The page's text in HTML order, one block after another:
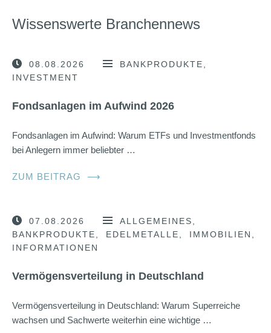
Wissenswerte Branchennews
08.08.2026
BANKPRODUKTE
INVESTMENT
Fondsanlagen im Aufwind 2026
Fondsanlagen im Aufwind: Warum ETFs und Investmentfonds
bei Anlegern immer beliebter …
ZUM BEITRAG ⟶
07.08.2026
ALLGEMEINES
BANKPRODUKTE
EDELMETALLE
IMMOBILIEN
INFORMATIONEN
Vermögensverteilung in Deutschland
Vermögensverteilung in Deutschland: Warum Superreiche
wachsen und Sachwerte weiterhin eine wichtige …